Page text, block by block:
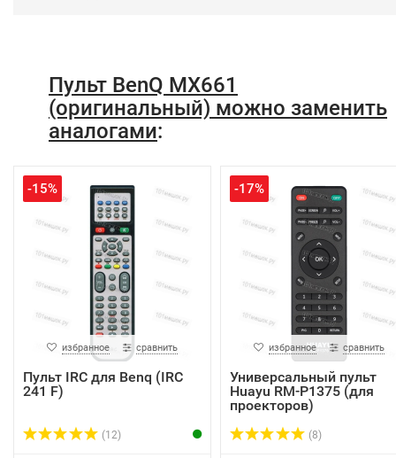
Пульт BenQ MX661
(оригинальный) можно заменить
аналогами:
-15%
избранное сравнить
Пульт IRC для Benq (IRC
241 F)
(12)
-17%
избранное сравнить
Универсальный пульт
Huayu RM-P1375 (для
проекторов)
(8)